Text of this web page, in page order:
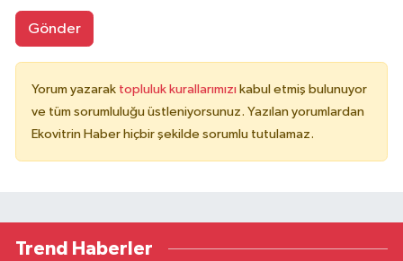
Gönder
Yorum yazarak topluluk kurallarımızı kabul etmiş bulunuyor
ve tüm sorumluluğu üstleniyorsunuz. Yazılan yorumlardan
Ekovitrin Haber hiçbir şekilde sorumlu tutulamaz.
Trend Haberler